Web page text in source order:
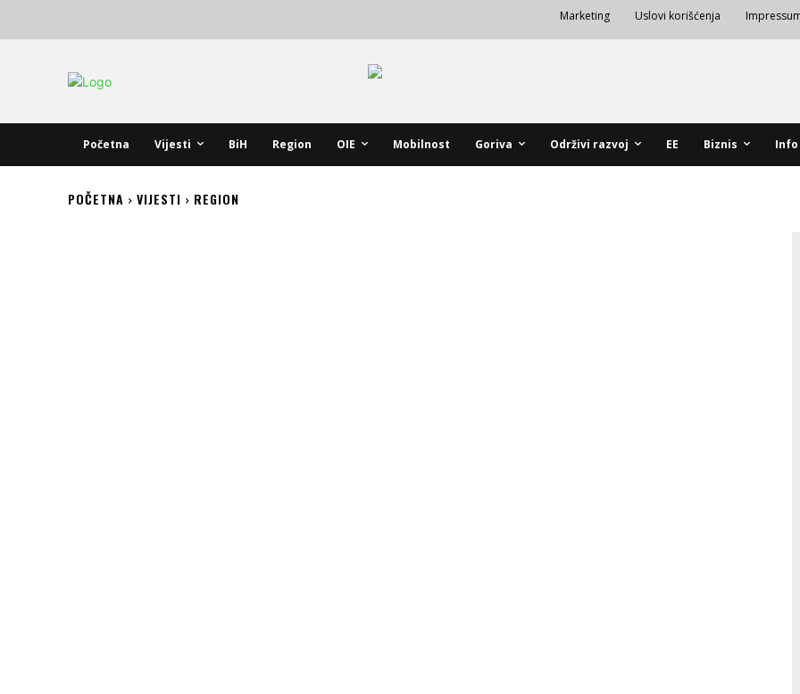
Marketing Uslovi korišćenja
Početna Vijesti BiH Region OIE Mobilnost Goriva Održivi razvoj EE Biznis Info
POČETNA VIJESTI REGION